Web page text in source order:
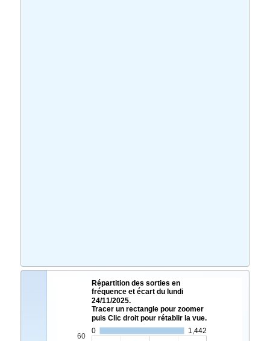
Répartition des sorties en
fréquence et écart du lundi
24/11/2025.
Tracer un rectangle pour zoomer
puis Clic droit pour rétablir la vue.
0
1,442
60